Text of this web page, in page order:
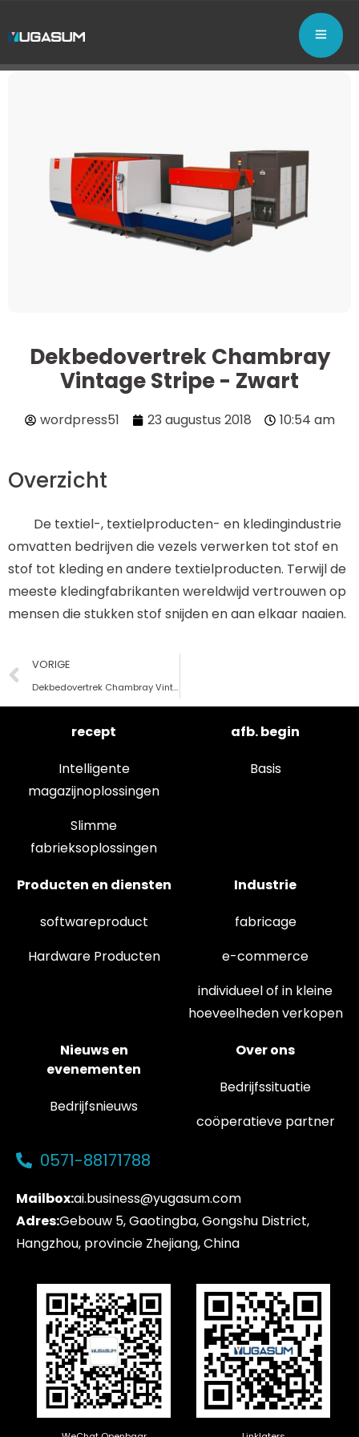
Dekbedovertrek Chambray
Vintage Stripe - Zwart
wordpress51 23 augustus 2018 10:54 am
Overzicht
De textiel-, textielproducten- en kledingindustrie
omvatten bedrijven die vezels verwerken tot stof en
stof tot kleding en andere textielproducten. Terwijl de
meeste kledingfabrikanten wereldwijd vertrouwen op
mensen die stukken stof snijden en aan elkaar naaien.
VORIGE
Dekbedovertrek Chambray Vintage Stripe - Duif
recept
Intelligente
magazijnoplossingen
Slimme
fabrieksoplossingen
afb. begin
Basis
Producten en diensten
softwareproduct
Hardware Producten
Industrie
fabricage
e-commerce
individueel of in kleine
hoeveelheden verkopen
Nieuws en
evenementen
Bedrijfsnieuws
Over ons
Bedrijfssituatie
coöperatieve partner
0571-88171788
Mailbox:ai.business@yugasum.com
Adres:Gebouw 5, Gaotingba, Gongshu District,
Hangzhou, provincie Zhejiang, China